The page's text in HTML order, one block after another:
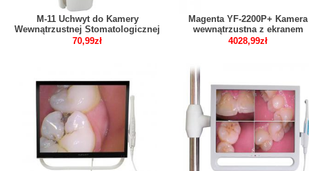
M-11 Uchwyt do Kamery
Wewnątrzustnej Stomatologicznej
70,99zł
Magenta YF-2200P+ Kamera
wewnątrzustna z ekranem
dotykowym i ekranem
4028,99zł